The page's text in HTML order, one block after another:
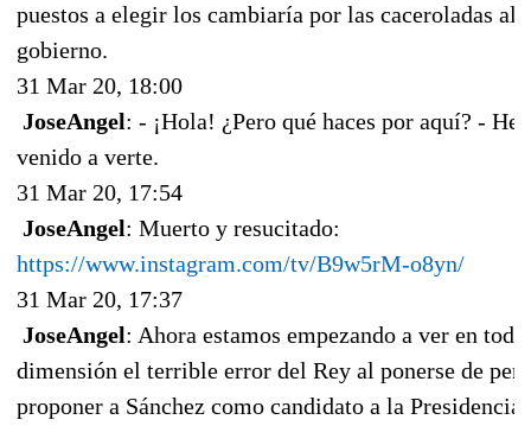
puestos a elegir los cambiaría por las caceroladas al
gobierno.
31 Mar 20, 18:00
JoseAngel: - ¡Hola! ¿Pero qué haces por aquí? - He
venido a verte.
31 Mar 20, 17:54
JoseAngel: Muerto y resucitado:
https://www.instagram.com/tv/B9w5rM-o8yn/
31 Mar 20, 17:37
JoseAngel: Ahora estamos empezando a ver en toda
dimensión el terrible error del Rey al ponerse de
proponer a Sánchez como candidato a la